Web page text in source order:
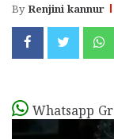
ByRenjini kannur
Whatsapp